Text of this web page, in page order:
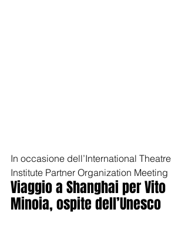
In occasione dell’International Theatre
Institute Partner Organization Meeting
Viaggio a Shanghai per Vito
Minoia, ospite dell’Unesco